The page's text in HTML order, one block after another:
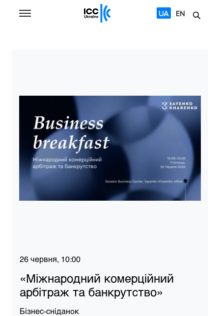
UA EN
26 червня, 10:00
«Міжнародний комерційний
арбітраж та банкрутство»
Бізнес-сніданок